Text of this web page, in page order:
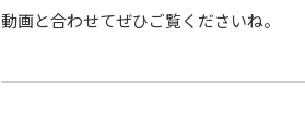
動画と合わせてぜひご覧くださいね。